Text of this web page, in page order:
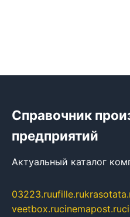
Справочник
предприятий
Актуальный каталог
03223.ruufille.ru
veetbox.rucinemapost.ru